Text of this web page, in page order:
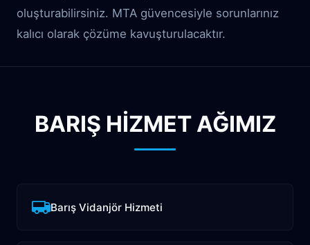
oluşturabilirsiniz. MTA güvencesiyle sorunlarınız
kalıcı olarak çözüme kavuşturulacaktır.
BARIŞ HİZMET AĞIMIZ
Barış Vidanjör Hizmeti